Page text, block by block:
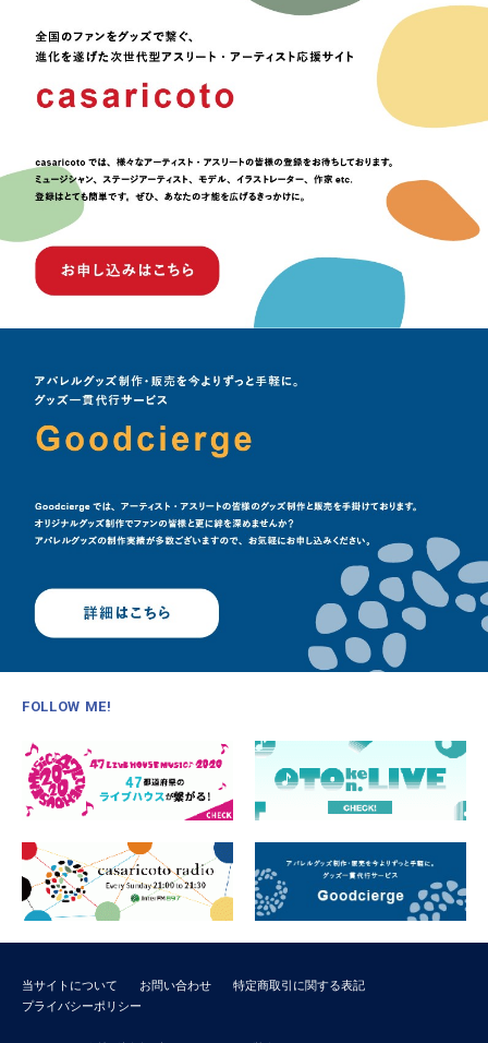
FOLLOW ME!
当サイトについて お問い合わせ
特定商取引に関する表記
プライバシーポリシー